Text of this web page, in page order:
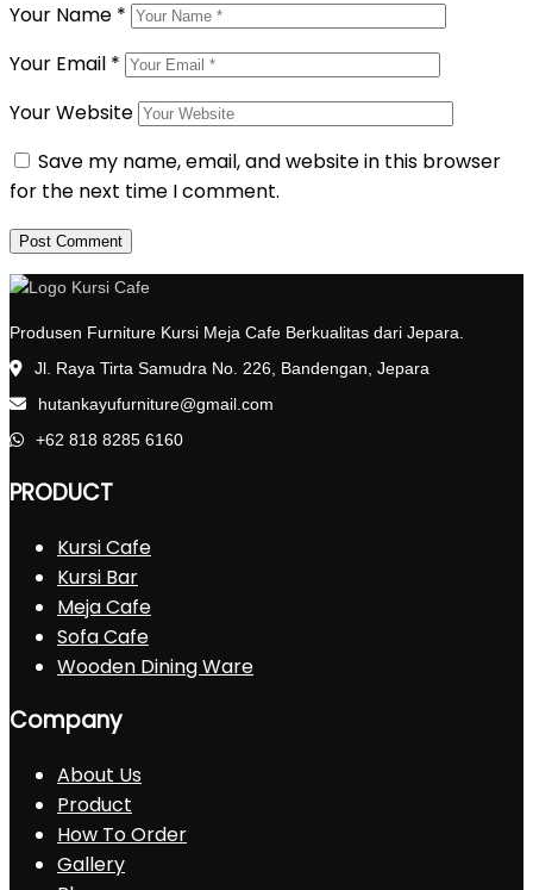
Your Name *
Your Email *
Your Website
Save my name, email, and website in this browser
for the next time I comment.
Produsen Furniture Kursi Meja Cafe Berkualitas dari Jepara.
Jl. Raya Tirta Samudra No. 226, Bandengan, Jepara
hutankayufurniture@gmail.com
+62 818 8285 6160
PRODUCT
Kursi Cafe
Kursi Bar
Meja Cafe
Sofa Cafe
Wooden Dining Ware
Company
About Us
Product
How To Order
Gallery